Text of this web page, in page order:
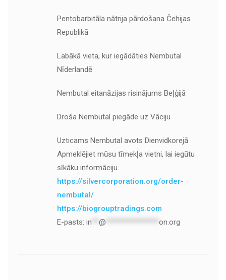
Pentobarbitāla nātrija pārdošana Čehijas
Republikā
Labākā vieta, kur iegādāties Nembutal
Nīderlandē
Nembutal eitanāzijas risinājums Beļģijā
Droša Nembutal piegāde uz Vāciju
Uzticams Nembutal avots Dienvidkorejā
Apmeklējiet mūsu tīmekļa vietni, lai iegūtu
sīkāku informāciju.
https://silvercorporation.org/order-
nembutal/
https://biogrouptradings.com
E-pasts: in @ on.org